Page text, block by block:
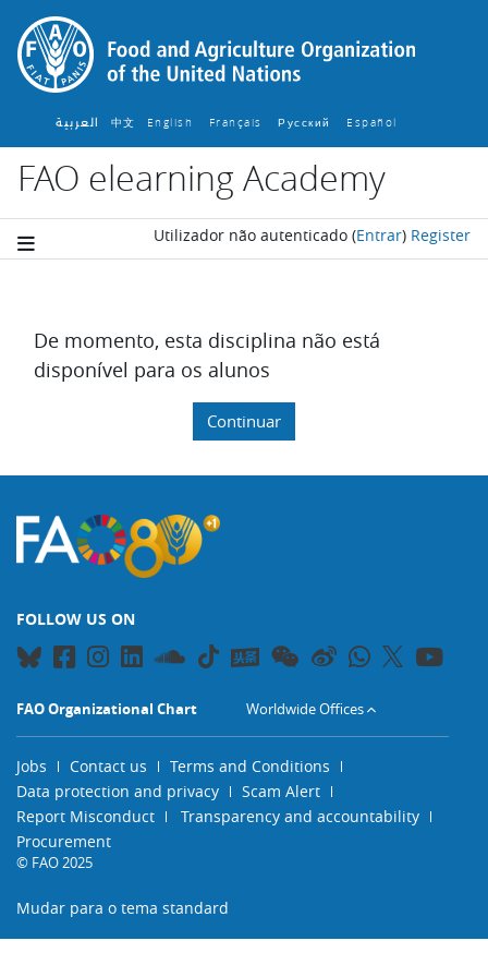
Ir para o conteúdo principal
العربية 中文 English ‎ Français ‎ Русский ‎ Español ‎
FAO elearning Academy
Utilizador não autenticado (Entrar) Register
De momento, esta disciplina não está
disponível para os alunos
Continuar
FOLLOW US ON
FAO Organizational Chart Worldwide Offices
Jobs Contact us
Terms and Conditions
Data protection and privacy
Scam Alert
Report Misconduct
Transparency and accountability
Procurement
© FAO 2025
Mudar para o tema standard